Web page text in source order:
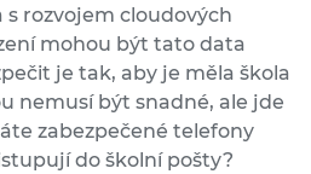
rozvojem cloudových
mohou být tato data
je tak, aby je měla škola
nemusí být snadné, ale jde
zabezpečené telefony
do školní pošty?